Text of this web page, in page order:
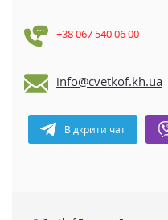
+38 067 540 06 00
info@cvetkof.kh.ua
Відкрити чат